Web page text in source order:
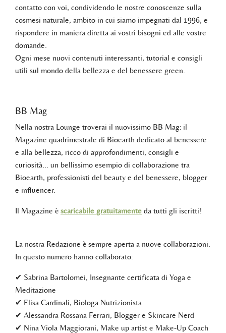
contatto con voi, condividendo le nostre conoscenze sulla
cosmesi naturale, ambito in cui siamo impegnati dal 1996, e
rispondere in maniera diretta ai vostri bisogni ed alle vostre
domande.
Ogni mese nuovi contenuti interessanti, tutorial e consigli
utili sul mondo della bellezza e del benessere green.
BB Mag
Nella nostra Lounge troverai il nuovissimo BB Mag: il
Magazine quadrimestrale di Bioearth dedicato al benessere
e alla bellezza, ricco di approfondimenti, consigli e
curiosità… un bellissimo esempio di collaborazione tra
Bioearth, professionisti del beauty e del benessere, blogger
e influencer.
Il Magazine è scaricabile gratuitamente da tutti gli iscritti!
La nostra Redazione è sempre aperta a nuove collaborazioni.
In questo numero hanno collaborato:
✔ Sabrina Bartolomei, Insegnante certificata di Yoga e
Meditazione
✔ Elisa Cardinali, Biologa Nutrizionista
✔ Alessandra Rossana Ferrari, Blogger e Skincare Nerd
✔ Nina Viola Maggiorani, Make up artist e Make-Up Coach